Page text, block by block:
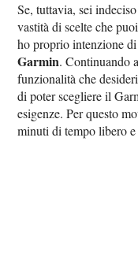
Se, tuttavia, sei
vastità di scelte che
ho proprio intenzione
Garmin. Continuando
funzionalità che
di poter scegliere il
esigenze. Per questo
minuti di tempo libero